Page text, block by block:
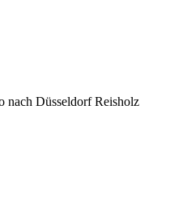
nach Düsseldorf Reisholz